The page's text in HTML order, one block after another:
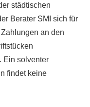
städtischen
Berater SMI sich für
an den
Ein solventer
findet keine